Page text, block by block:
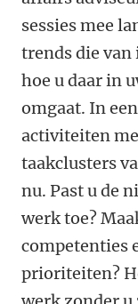
sessies mee
trends die
hoe u daar in
omgaat. In
activiteiten
taakclusters
nu. Past u de
werk toe?
competenties
prioriteiten?